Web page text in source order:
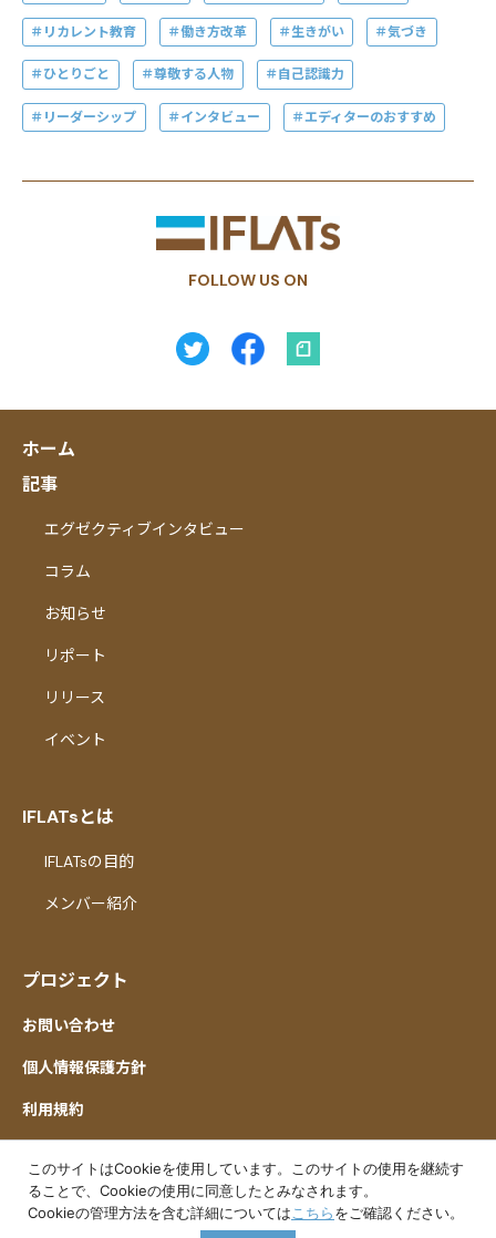
リカレント教育 働き方改革 生きがい 気づき
ひとりごと 尊敬する人物 自己認識力
リーダーシップ インタビュー エディターのおすすめ
FOLLOW US ON
ホーム
記事
エグゼクティブインタビュー
コラム
お知らせ
リポート
リリース
イベント
IFLATsとは
IFLATsの目的
メンバー紹介
プロジェクト
お問い合わせ
個人情報保護方針
利用規約
このサイトはCookieを使用しています。このサイトの使用を継続す
ることで、Cookieの使用に同意したとみなされます。
Cookieの管理方法を含む詳細については こちらをご確認ください。